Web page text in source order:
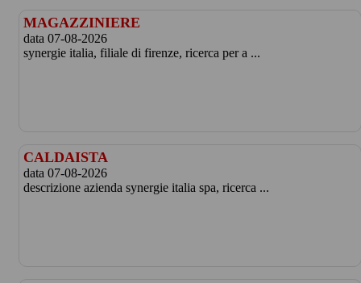
MAGAZZINIERE
data 07-08-2026
synergie italia, filiale di firenze, ricerca per a ...
CALDAISTA
data 07-08-2026
descrizione azienda synergie italia spa, ricerca ...